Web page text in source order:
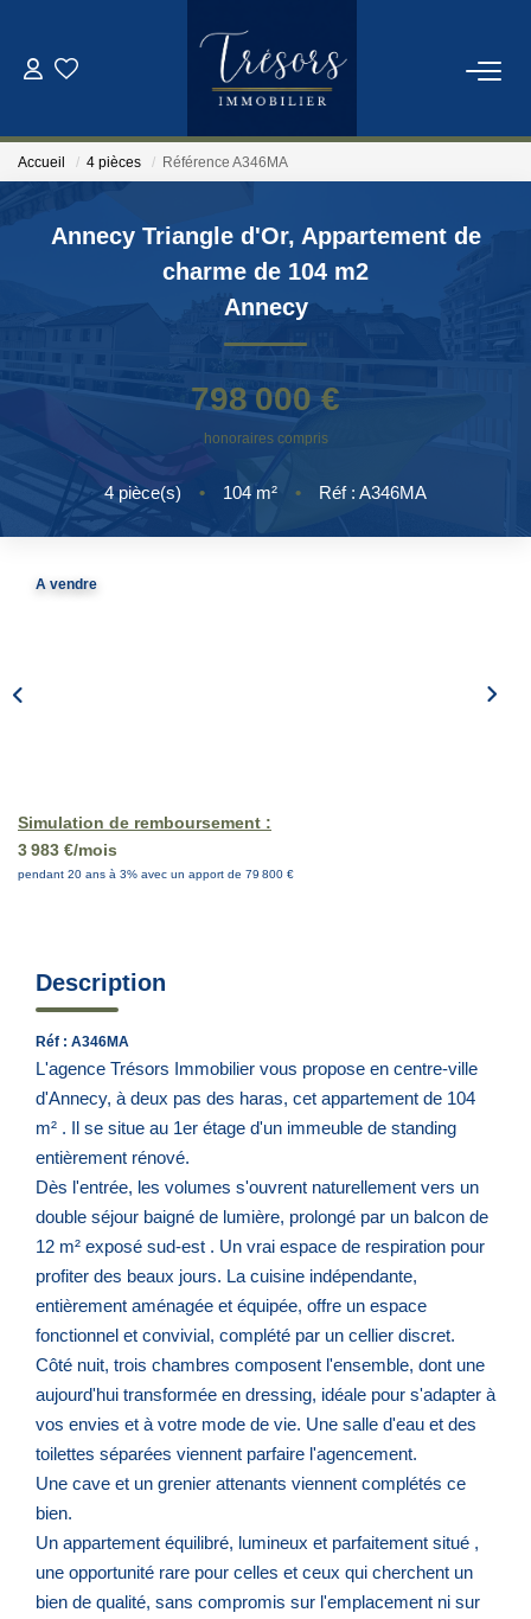
NOTRE AGENCE
Qui Sommes-Nous
ESTIMATION
Accueil 4 pièces Référence A346MA
Annecy Triangle d'Or, Appartement de
charme de 104 m2
Annecy
798 000 €
honoraires compris
4 pièce(s) • 104 m² • Réf : A346MA
A vendre
Simulation de remboursement :
3 983 €/mois
pendant 20 ans à 3% avec un apport de 79 800 €
Description
Réf : A346MA
L'agence Trésors Immobilier vous propose en centre-ville
d'Annecy, à deux pas des haras, cet appartement de 104
m² . Il se situe au 1er étage d'un immeuble de standing
entièrement rénové.
Dès l'entrée, les volumes s'ouvrent naturellement vers un
double séjour baigné de lumière, prolongé par un balcon de
12 m² exposé sud-est . Un vrai espace de respiration pour
profiter des beaux jours. La cuisine indépendante,
entièrement aménagée et équipée, offre un espace
fonctionnel et convivial, complété par un cellier discret.
Côté nuit, trois chambres composent l'ensemble, dont une
aujourd'hui transformée en dressing, idéale pour s'adapter à
vos envies et à votre mode de vie. Une salle d'eau et des
toilettes séparées viennent parfaire l'agencement.
Une cave et un grenier attenants viennent complétés ce
bien.
Un appartement équilibré, lumineux et parfaitement situé ,
une opportunité rare pour celles et ceux qui cherchent un
bien de qualité, sans compromis sur l'emplacement ni sur